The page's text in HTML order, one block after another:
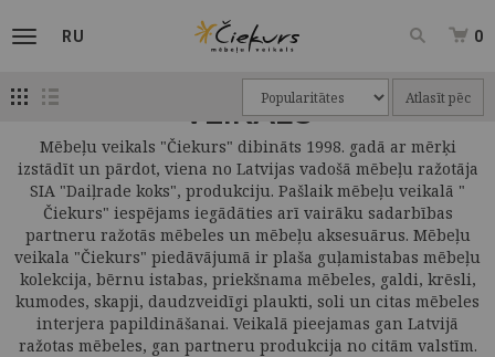
RU 0
VEIKALS
Mēbeļu veikals "Čiekurs" dibināts 1998. gadā ar mērķi
izstādīt un pārdot, viena no Latvijas vadošā mēbeļu ražotāja
SIA "Daiļrade koks", produkciju. Pašlaik mēbeļu veikalā "
Čiekurs" iespējams iegādāties arī vairāku sadarbības
partneru ražotās mēbeles un mēbeļu aksesuārus. Mēbeļu
veikala "Čiekurs" piedāvājumā ir plaša guļamistabas mēbeļu
kolekcija, bērnu istabas, priekšnama mēbeles, galdi, krēsli,
kumodes, skapji, daudzveidīgi plaukti, soli un citas mēbeles
interjera papildināšanai. Veikalā pieejamas gan Latvijā
ražotas mēbeles, gan partneru produkcija no citām valstīm.
Atlasīt pēc